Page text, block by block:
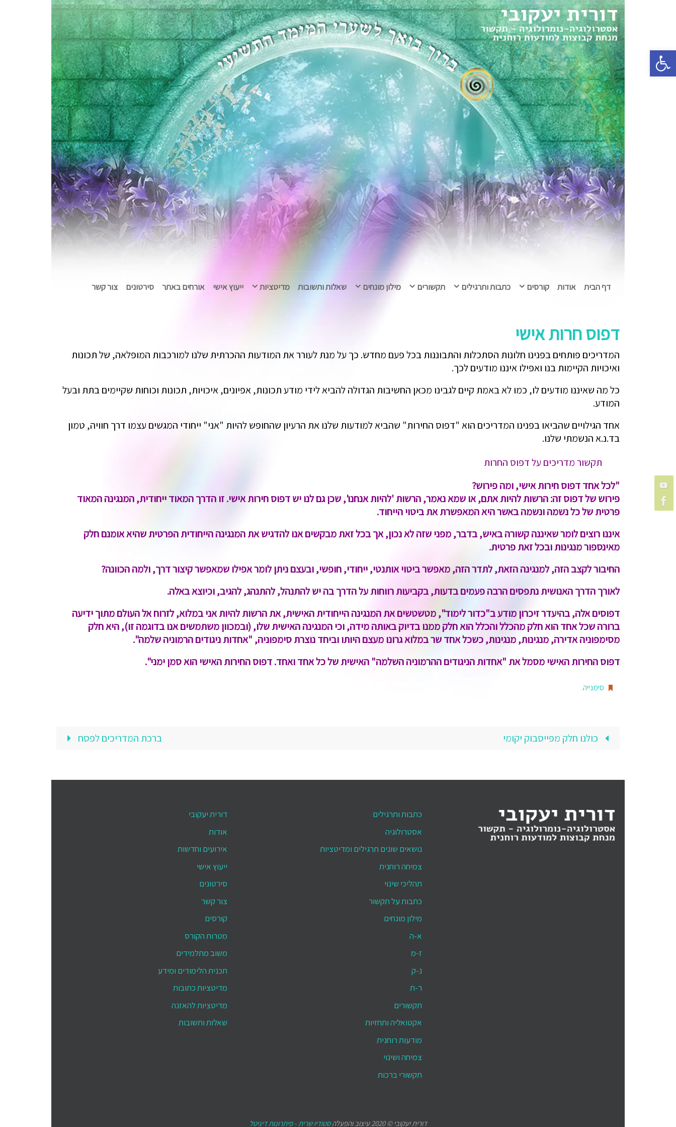
פתח סרגל נגישות
דף הבית אודות קורסים כתבות ותרגילים תקשורים מילון מונחים שאלות ותשובות מדיטציות ייעוץ אישי אורחים באתר סירטונים צור קשר
דפוס חרות אישי
המדריכים פותחים בפנינו חלונות הסתכלות והתבוננות בכל פעם מחדש. כך על מנת לעורר את המודעות ההכרתית שלנו למורכבות המופלאה, של תכונות
ואיכויות הקיימות בנו ואפילו איננו מודעים לכך.
כל מה שאיננו מודעים לו, כמו לא באמת קיים לגבינו מכאן החשיבות הגדולה להביא לידי מודע תכונות, אפיונים, איכויות, תכונות וכוחות שקיימים בתת ובעל
המודע.
אחד הגילויים שהביאו בפנינו המדריכים הוא "דפוס החירות" שהביא למודעות שלנו את הרעיון שהחופש להיות "אני" ייחודי המגשים עצמו דרך חוויה, טמון
בד.נ.א הנשמתי שלנו.
תקשור מדריכים על דפוס החרות
"לכל אחד דפוס חירות אישי, ומה פירוש?
פירוש של דפוס זה: הרשות להיות אתם, או שמא נאמר, הרשות 'להיות אנחנו', שכן גם לנו יש דפוס חירות אישי. זו הדרך המאוד ייחודית, המנגינה המאוד
פרטית של כל נשמה ונשמה באשר היא המאפשרת את ביטוי הייחוד.
איננו רוצים לומר שאיננה קשורה באיש, בדבר, מפני שזה לא נכון, אך בכל זאת מבקשים אנו להדגיש את המנגינה הייחודית הפרטית שהיא אומנם חלק
מאינספור מנגינות ובכל זאת פרטית.
החיבור לקצב הזה, למנגינה הזאת, לתדר הזה, מאפשר ביטוי אותנטי, ייחודי, חופשי, ובעצם ניתן לומר אפילו שמאפשר קיצור דרך, ולמה הכוונה?
לאורך הדרך האנושית נתפסים הרבה פעמים בדעות, בקביעות רווחות על הדרך בה יש להתנהל, להתנהג, להגיב, וכיוצא באלה.
דפוסים אלה, בהיעדר זיכרון מודע ב"כדור לימוד", מטשטשים את המנגינה הייחודית האישית, את הרשות להיות אני במלוא, לזרוח אל העולם מתוך ידיעה
ברורה שכל אחד הוא חלק מהכלל והכלל הוא חלק ממנו בדיוק באותה מידה, וכי המנגינה האישית שלו, (ובמכוון משתמשים אנו בדוגמה זו), היא חלק
מסימפוניה אדירה, מנגינות, מנגינות, כשכל אחד שר במלוא גרונו מעצם היותו וביחד נוצרת סימפוניה, "אחדות ניגודים הרמוניה שלמה".
דפוס החירות האישי מסמל את "אחדות הניגודים ההרמוניה השלמה" האישית של כל אחד ואחד. דפוס החירות האישי הוא סמן ימני".
סימנייה.
כולנו חלק מפייסבוק יקומי ברכת המדריכים לפסח
כתבות ותרגילים
אסטרולוגיה
נושאים שונים תרגילים ומדיטציות
צמיחה רוחנית
תהליכי שינוי
כתבות על תקשור
מילון מונחים
א-ה
ז-מ
נ-ק
ר-ת
תקשורים
אקטואליה ותחזיות
מודעות רוחנית
צמיחה ושינוי
תקשורי ברכות
דורית יעקובי
אודות
אירועים וחדשות
ייעוץ אישי
סירטונים
צור קשר
קורסים
מטרות הקורס
משוב מתלמידים
תכנית הלימודים ומידע
מדיטציות כתובות
מדיטציות להאזנה
שאלות ותשובות
דורית יעקובי © 2020 עיצוב והפעלה סטודיו שרית - פיתרונות דיגיטל